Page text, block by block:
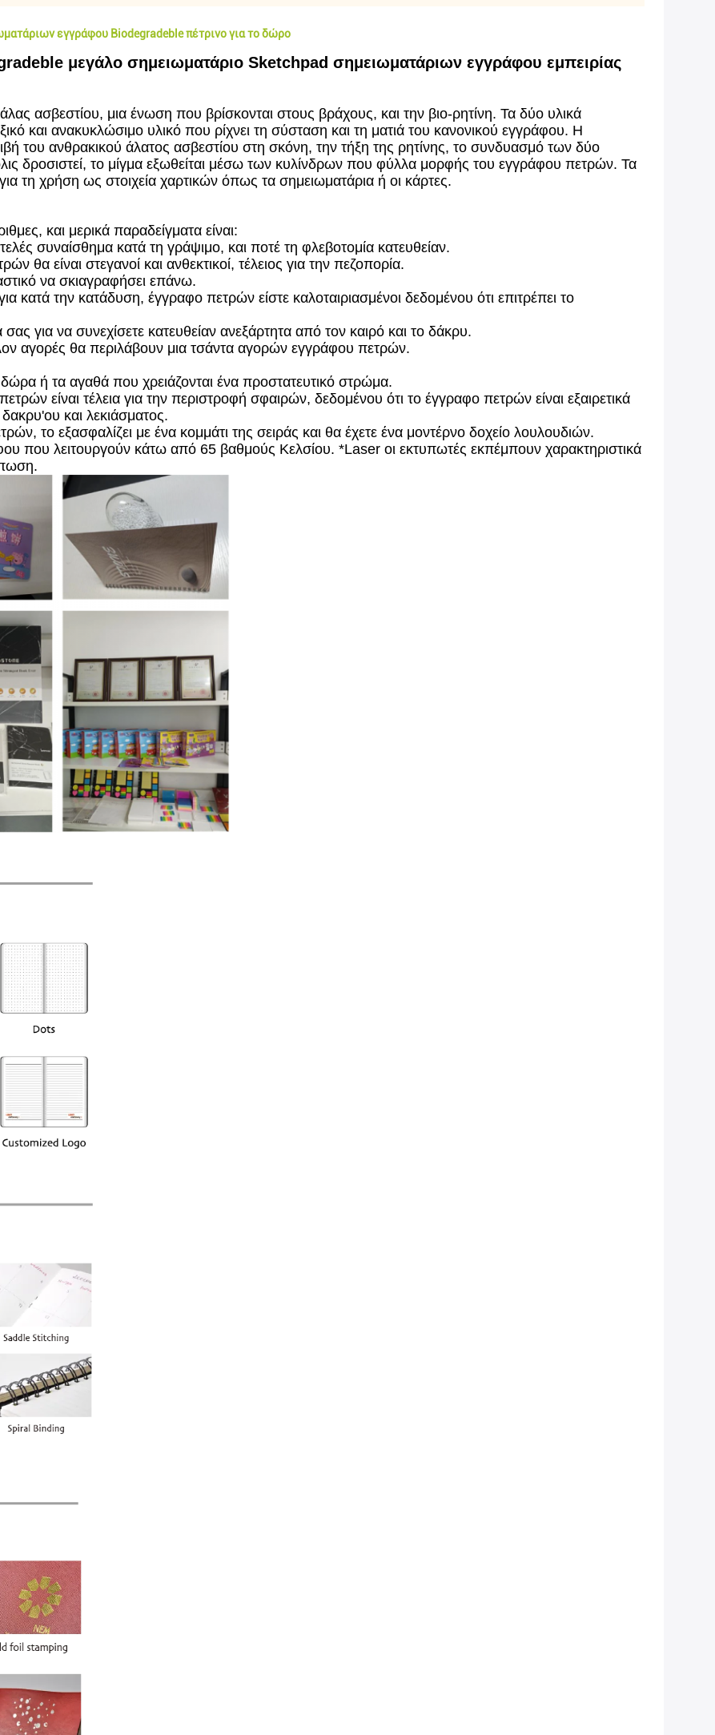
εγγράφου Biodegradeble πέτρινο για το δώρο
μεγάλο σημειωματάριο Sketchpad σημειωματάριων εγγράφου εμπειρίας
ασβεστίου, μια ένωση που βρίσκονται στους βράχους, και την βιο-ρητίνη. Τα δύο υλικά
και ανακυκλώσιμο υλικό που ρίχνει τη σύσταση και τη ματιά του κανονικού εγγράφου. Η
του ανθρακικού άλατος ασβεστίου στη σκόνη, την τήξη της ρητίνης, το συνδυασμό των δύο
δροσιστεί, το μίγμα εξωθείται μέσω των κυλίνδρων που φύλλα μορφής του εγγράφου πετρών. Τα
τη χρήση ως στοιχεία χαρτικών όπως τα σημειωματάρια ή οι κάρτες.
και μερικά παραδείγματα είναι:
συναίσθημα κατά τη γράψιμο, και ποτέ τη φλεβοτομία κατευθείαν.
θα είναι στεγανοί και ανθεκτικοί, τέλειος για την πεζοπορία.
να σκιαγραφήσει επάνω.
κατά την κατάδυση, έγγραφο πετρών είστε καλοταιριασμένοι δεδομένου ότι επιτρέπει το
για να συνεχίσετε κατευθείαν ανεξάρτητα από τον καιρό και το δάκρυ.
αγορές θα περιλάβουν μια τσάντα αγορών εγγράφου πετρών.
δώρα ή τα αγαθά που χρειάζονται ένα προστατευτικό στρώμα.
είναι τέλεια για την περιστροφή σφαιρών, δεδομένου ότι το έγγραφο πετρών είναι εξαιρετικά
και λεκιάσματος.
το εξασφαλίζει με ένα κομμάτι της σειράς και θα έχετε ένα μοντέρνο δοχείο λουλουδιών.
που λειτουργούν κάτω από 65 βαθμούς Κελσίου. *Laser οι εκτυπωτές εκπέμπουν χαρακτηριστικά